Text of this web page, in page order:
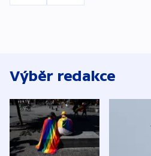
Výběr redakce